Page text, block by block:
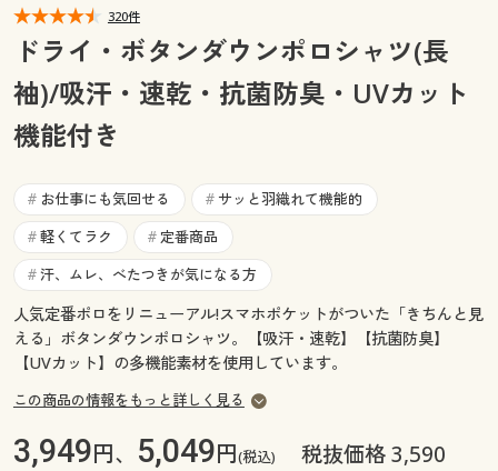
マイページ
閲覧履歴
お気に入り
サポート
ご利用ガイド
よくある質問とお問い合わせ
閲覧履歴
お気に入り
サポート
ご利用ガイド
よくある質問とお問い合わせ
320件
ドライ・ボタンダウンポロシャツ(長
袖)/吸汗・速乾・抗菌防臭・UVカット
機能付き
# お仕事にも気回せる # サッと羽織れて機能的
# 軽くてラク # 定番商品
# 汗、ムレ、べたつきが気になる方
人気定番ポロをリニューアル!スマホポケットがついた「きちんと見
える」ボタンダウンポロシャツ。【吸汗・速乾】【抗菌防臭】
【UVカット】の多機能素材を使用しています。
この商品の情報をもっと詳しく見る
3,949円、 5,049円(税込)
税抜価格 3,590